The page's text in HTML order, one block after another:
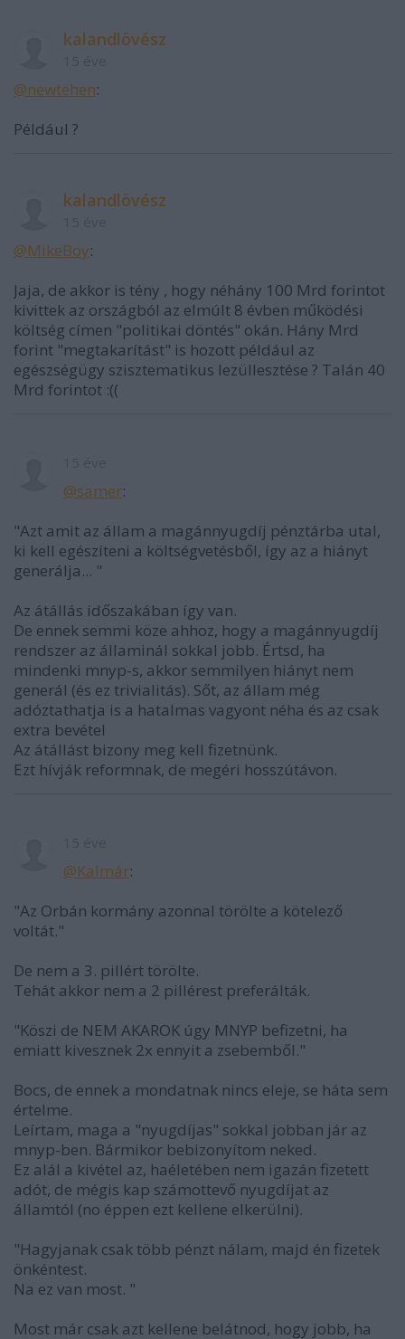
kalandlövész
@newtehen:
Például ?
kalandlövész
@MikeBoy:
Jaja, de akkor is tény , hogy néhány 100 Mrd forintot
kivittek az országból az elmúlt 8 évben működési
költség címen "politikai döntés" okán. Hány Mrd
forint "megtakarítást" is hozott például az
egészségügy szisztematikus lezüllesztése ? Talán 40
Mrd forintot :((
@samer:
"Azt amit az állam a magánnyugdíj pénztárba utal,
ki kell egészíteni a költségvetésből, így az a hiányt
generálja... "
Az átállás időszakában így van.
De ennek semmi köze ahhoz, hogy a magánnyugdíj
rendszer az államinál sokkal jobb. Értsd, ha
mindenki mnyp-s, akkor semmilyen hiányt nem
generál (és ez trivialitás). Sőt, az állam még
adóztathatja is a hatalmas vagyont néha és az csak
extra bevétel
Az átállást bizony meg kell fizetnünk.
Ezt hívják reformnak, de megéri hosszútávon.
@Kalmár:
"Az Orbán kormány azonnal törölte a kötelező
voltát."
De nem a 3. pillért törölte.
Tehát akkor nem a 2 pillérest preferálták.
"Köszi de NEM AKAROK úgy MNYP befizetni, ha
emiatt kivesznek 2x ennyit a zsebemből."
Bocs, de ennek a mondatnak nincs eleje, se háta sem
értelme.
Leírtam, maga a "nyugdíjas" sokkal jobban jár az
mnyp-ben. Bármikor bebizonyítom neked.
Ez alál a kivétel az, haéletében nem igazán fizetett
adót, de mégis kap számottevő nyugdíjat az
államtól (no éppen ezt kellene elkerülni).
"Hagyjanak csak több pénzt nálam, majd én fizetek
önkéntest.
Na ez van most. "
Most már csak azt kellene belátnod, hogy jobb, ha